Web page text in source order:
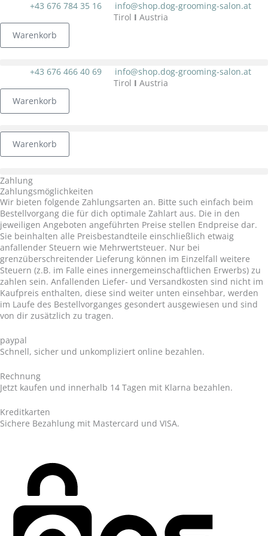
springen
+43 676 784 35 16‬
info@shop.dog-grooming-salon.at
Tirol I Austria
Warenkorb
+43 676 466 40 69
info@shop.dog-grooming-salon.at
Tirol I Austria
Warenkorb
Warenkorb
Zahlung
Zahlungsmöglichkeiten
Wir bieten folgende Zahlungsarten an. Bitte such einfach beim
Bestellvorgang die für dich optimale Zahlart aus. Die in den
jeweiligen Angeboten angeführten Preise stellen Endpreise dar.
Sie beinhalten alle Preisbestandteile einschließlich etwaig
anfallender Steuern wie Mehrwertsteuer. Nur bei
grenzüberschreitender Lieferung können im Einzelfall weitere
Steuern (z.B. im Falle eines innergemeinschaftlichen Erwerbs) zu
zahlen sein. Anfallenden Liefer- und Versandkosten sind nicht im
Kaufpreis enthalten, diese sind weiter unten einsehbar, werden
im Laufe des Bestellvorganges gesondert ausgewiesen und sind
von dir zusätzlich zu tragen.
paypal
Schnell, sicher und unkompliziert online bezahlen.
Rechnung
Jetzt kaufen und innerhalb 14 Tagen mit Klarna bezahlen.
Kreditkarten
Sichere Bezahlung mit Mastercard und VISA.